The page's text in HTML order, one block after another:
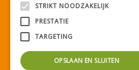
Privacy statement
STRIKT NOODZAKELIJK
PRESTATIE
TARGETING
OPSLAAN EN SLUITEN